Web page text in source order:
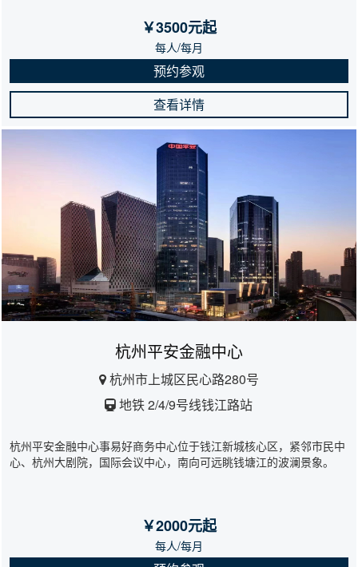
￥3500元起
每人/每月
预约参观
查看详情
杭州平安金融中心
杭州市上城区民心路280号
地铁 2/4/9号线钱江路站
杭州平安金融中心事易好商务中心位于钱江新城核心区，紧邻市民中
心、杭州大剧院，国际会议中心，南向可远眺钱塘江的波澜景象。
￥2000元起
每人/每月